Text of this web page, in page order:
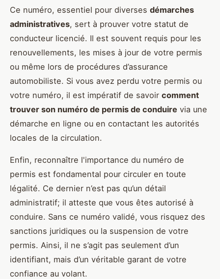
Ce numéro, essentiel pour diverses démarches
administratives, sert à prouver votre statut de
conducteur licencié. Il est souvent requis pour les
renouvellements, les mises à jour de votre permis
ou même lors de procédures d’assurance
automobiliste. Si vous avez perdu votre permis ou
votre numéro, il est impératif de savoir comment
trouver son numéro de permis de conduire via une
démarche en ligne ou en contactant les autorités
locales de la circulation.
Enfin, reconnaître l'importance du numéro de
permis est fondamental pour circuler en toute
légalité. Ce dernier n’est pas qu’un détail
administratif; il atteste que vous êtes autorisé à
conduire. Sans ce numéro validé, vous risquez des
sanctions juridiques ou la suspension de votre
permis. Ainsi, il ne s’agit pas seulement d’un
identifiant, mais d’un véritable garant de votre
confiance au volant.